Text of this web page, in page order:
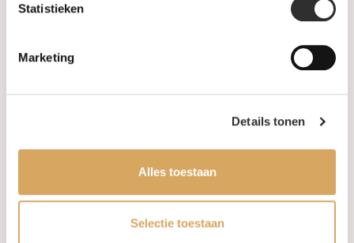
Statistieken
Marketing
Details tonen
Alles toestaan
Selectie toestaan
Levertijd & verzendkosten